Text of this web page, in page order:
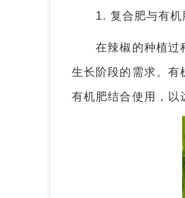
1. 复合肥与有机
在辣椒的种植过程
生长阶段的需求。有
有机肥结合使用，以